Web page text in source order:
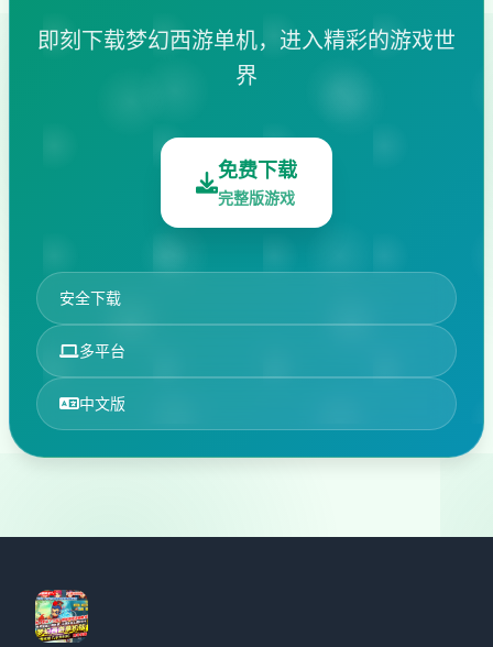
即刻下载梦幻西游单机，进入精彩的游戏世
界
免费下载
完整版游戏
安全下载
多平台
中文版